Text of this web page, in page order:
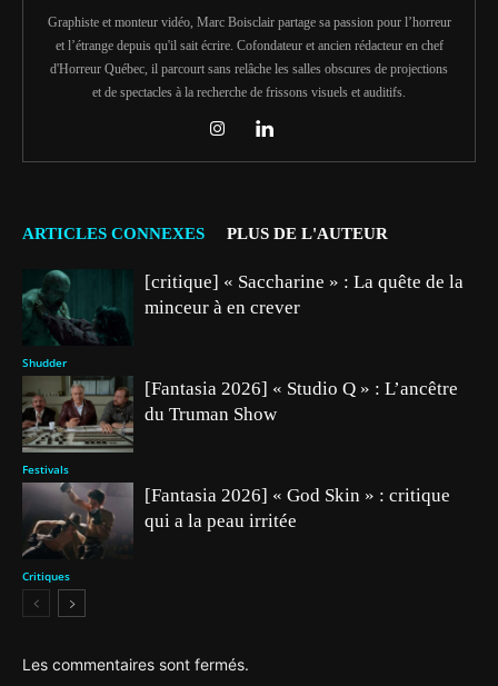
Graphiste et monteur vidéo, Marc Boisclair partage sa passion pour l’horreur
et l’étrange depuis qu'il sait écrire. Cofondateur et ancien rédacteur en chef
d'Horreur Québec, il parcourt sans relâche les salles obscures de projections
et de spectacles à la recherche de frissons visuels et auditifs.
ARTICLES CONNEXES PLUS DE L'AUTEUR
Shudder
[critique] « Saccharine » : La quête de la
minceur à en crever
Festivals
[Fantasia 2026] « Studio Q » : L’ancêtre
du Truman Show
Critiques
[Fantasia 2026] « God Skin » : critique
qui a la peau irritée
Les commentaires sont fermés.